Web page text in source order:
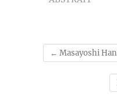
← Masayoshi